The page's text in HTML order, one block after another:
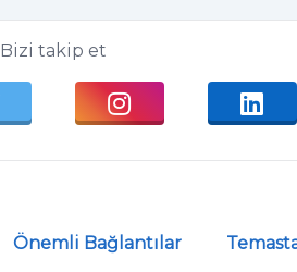
Bizi takip et
Önemli Bağlantılar